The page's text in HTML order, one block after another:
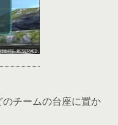
チームの台座に置か